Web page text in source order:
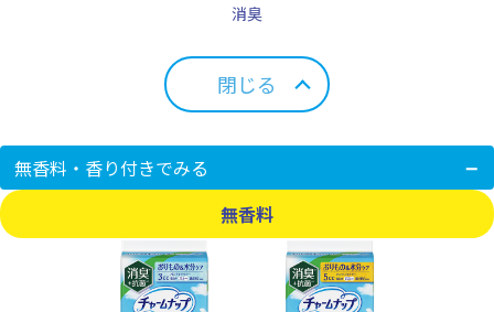
消臭
閉じる
無香料・香り付きでみる
無香料